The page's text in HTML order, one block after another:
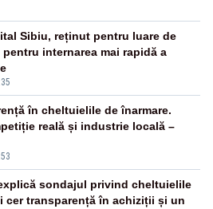
Sibiu, reținut pentru luare de
internarea mai rapidă a
în cheltuielile de înarmare.
reală și industrie locală –
sondajul privind cheltuielile
cer transparență în achiziții și un